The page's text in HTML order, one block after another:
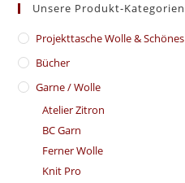
Unsere Produkt-Kategorien
​Projekttasche Wolle & Schönes
Bücher
Garne / Wolle
Atelier Zitron
BC Garn
Ferner Wolle
Knit Pro